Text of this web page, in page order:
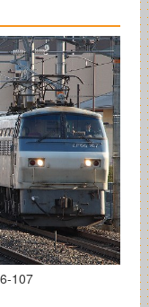
107